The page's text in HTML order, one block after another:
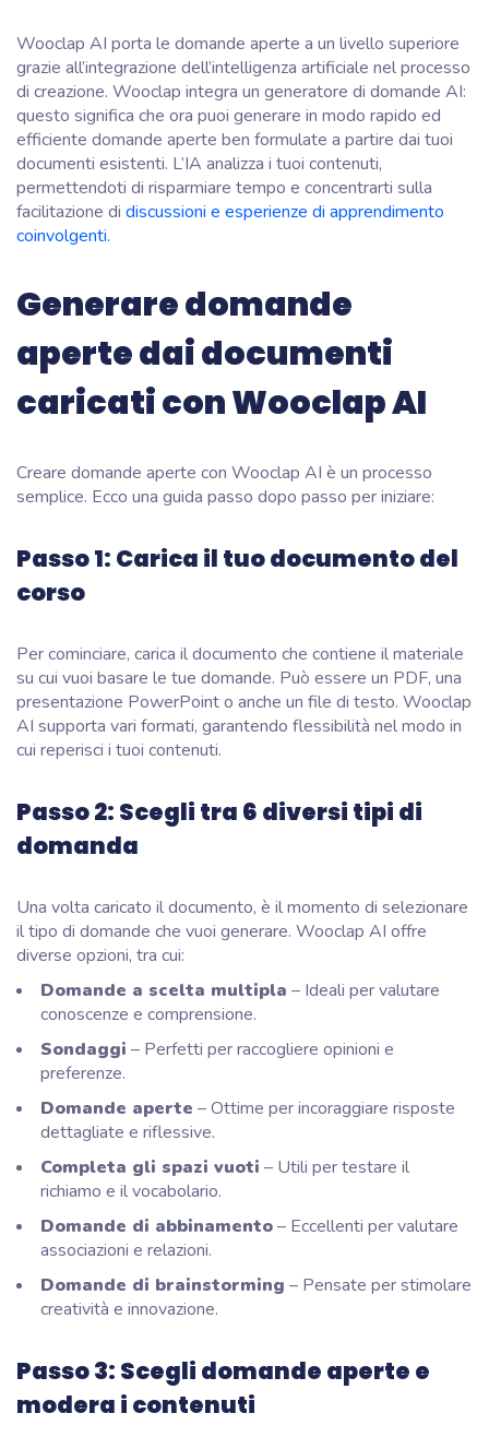
Wooclap AI porta le domande aperte a un livello superiore
grazie all’integrazione dell’intelligenza artificiale nel processo
di creazione. Wooclap integra un generatore di domande AI:
questo significa che ora puoi generare in modo rapido ed
efficiente domande aperte ben formulate a partire dai tuoi
documenti esistenti. L’IA analizza i tuoi contenuti,
permettendoti di risparmiare tempo e concentrarti sulla
facilitazione di discussioni e esperienze di apprendimento
coinvolgenti.
Generare domande
aperte dai documenti
caricati con Wooclap AI
Creare domande aperte con Wooclap AI è un processo
semplice. Ecco una guida passo dopo passo per iniziare:
Passo 1: Carica il tuo documento del
corso
Per cominciare, carica il documento che contiene il materiale
su cui vuoi basare le tue domande. Può essere un PDF, una
presentazione PowerPoint o anche un file di testo. Wooclap
AI supporta vari formati, garantendo flessibilità nel modo in
cui reperisci i tuoi contenuti.
Passo 2: Scegli tra 6 diversi tipi di
domanda
Una volta caricato il documento, è il momento di selezionare
il tipo di domande che vuoi generare. Wooclap AI offre
diverse opzioni, tra cui:
Domande a scelta multipla – Ideali per valutare
conoscenze e comprensione.
Sondaggi – Perfetti per raccogliere opinioni e
preferenze.
Domande aperte – Ottime per incoraggiare risposte
dettagliate e riflessive.
Completa gli spazi vuoti – Utili per testare il
richiamo e il vocabolario.
Domande di abbinamento– Eccellenti per valutare
associazioni e relazioni.
Domande di brainstorming – Pensate per stimolare
creatività e innovazione.
Passo 3: Scegli domande aperte e
modera i contenuti